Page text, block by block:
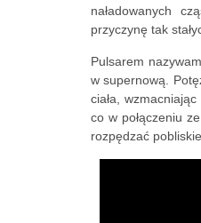
naładowanych
przyczynę tak
Pulsarem
w supernową.
ciała,
co w połączeniu
rozpędzać